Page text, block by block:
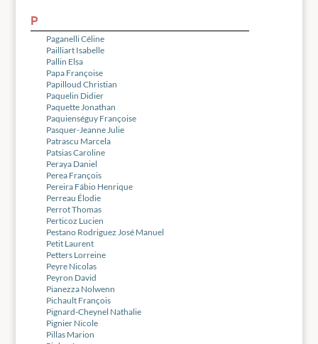
P
Paganelli Céline
Pailliart Isabelle
Pallin Elsa
Papa Françoise
Papilloud Christian
Paquelin Didier
Paquette Jonathan
Paquienséguy Françoise
Pasquer-Jeanne Julie
Patrascu Marcela
Patsias Caroline
Peraya Daniel
Perea François
Pereira Fábio Henrique
Perreau Élodie
Perrot Thomas
Perticoz Lucien
Pestano Rodriguez José Manuel
Petit Laurent
Petters Lorreine
Peyre Nicolas
Peyron David
Pianezza Nolwenn
Pichault François
Pignard-Cheynel Nathalie
Pignier Nicole
Pillas Marion